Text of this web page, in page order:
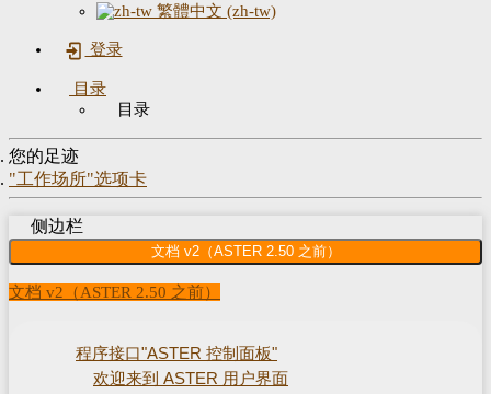
繁體中文 (zh-tw)
登录
目录
目录
您的足迹
"工作场所"选项卡
侧边栏
文档 v2（ASTER 2.50 之前）
文档 v2（ASTER 2.50 之前）
程序接口"ASTER 控制面板"
欢迎来到 ASTER 用户界面